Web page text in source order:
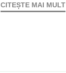
CITEȘTE MAI MULT